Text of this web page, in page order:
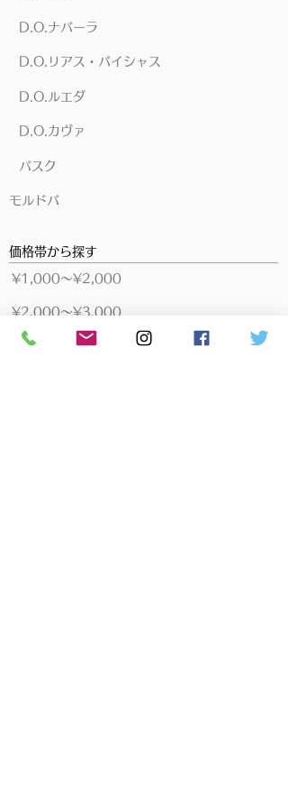
D.O.ナバーラ
D.O.リアス・バイシャス
D.O.ルエダ
D.O.カヴァ
バスク
モルドバ
価格帯から探す
​¥1,000～¥2,000
​¥2,000～¥3,000
​¥3,000～¥5,000